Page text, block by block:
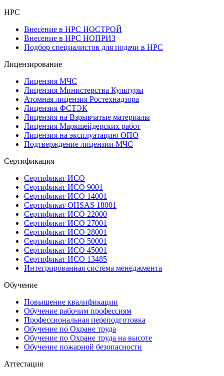
НРС
Внесение в НРС НОСТРОЙ
Внесение в НРС НОПРИЗ
Подбор специалистов для подачи в НРС
Лицензирование
Лицензия МЧС
Лицензия Министерства Культуры
Атомная лицензия Ростехнадзора
Лицензия ФСТЭК
Лицензия на Взрывчатые материалы
Лицензия Маркшейдерских работ
Лицензия на эксплуатацию ОПО
Подтверждение лицензии МЧС
Сертификация
Сертификат ИСО
Сертификат ИСО 9001
Сертификат ИСО 14001
Сертификат OHSAS 18001
Сертификат ИСО 22000
Сертификат ИСО 27001
Сертификат ИСО 28001
Сертификат ИСО 50001
Сертификат ИСО 45001
Сертификат ИСО 13485
Интегрированная система менеджмента
Обучение
Повышение квалификации
Обучение рабочим профессиям
Профессиональная переподготовка
Обучение по Охране труда
Обучение по Охране труда на высоте
Обучение пожарной безопасности
Аттестация